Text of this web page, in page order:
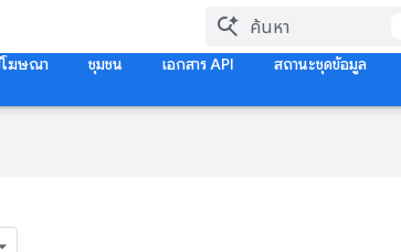
ฆษณา ชุมชน เอกสาร API สถานะชุดข้อมูล